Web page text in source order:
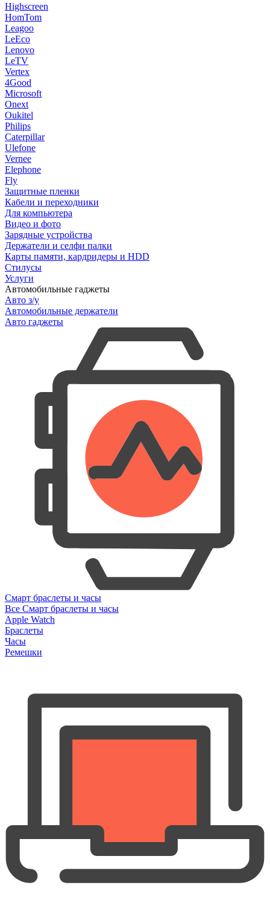
Highscreen
HomTom
Leagoo
LeEco
Lenovo
LeTV
Vertex
4Good
Microsoft
Onext
Oukitel
Philips
Caterpillar
Ulefone
Vernee
Elephone
Fly
Защитные пленки
Кабели и переходники
Для компьютера
Видео и фото
Зарядные устройства
Держатели и селфи палки
Карты памяти, кардридеры и HDD
Стилусы
Услуги
Автомобильные гаджеты
Авто з/у
Автомобильные держатели
Авто гаджеты
Смарт браслеты и часы
Все Смарт браслеты и часы
Apple Watch
Браслеты
Часы
Ремешки